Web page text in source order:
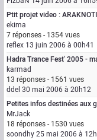
Ptit projet video :
ekima
7 réponses - 1354 vues
reflex 13 juin 2006 à 00h41
Hadra Trance Fest' 2005 -
karmad
13 réponses - 1561 vues
ddel 30 mai 2006 à 20h12
Petites infos destinées aux
MrJack
18 réponses - 1530 vues
soondhy25 mai 2006 à